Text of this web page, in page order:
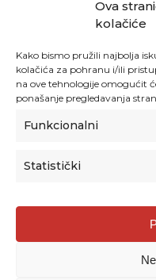
Ova
kolačiće
Kako bismo pružili najbolja
kolačića za pohranu i/ili
na ove tehnologije omogućit
ponašanje pregledavanja
Funkcionalni
Statistički
Agencija za odgoj i
Donje Svetice 38, 10000
1778129